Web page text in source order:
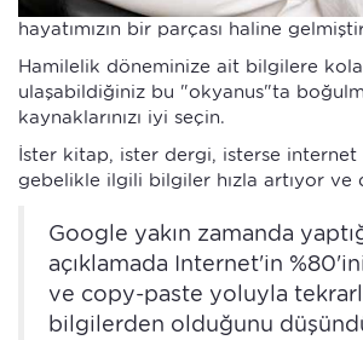
hayatımızın bir parçası haline
Hamilelik döneminize ait bilgilere
ulaşabildiğiniz bu "okyanus"ta
kaynaklarınızı iyi seçin.
İster kitap, ister dergi, isterse internet
gebelikle ilgili bilgiler hızla artıyor ve
Google yakın zamanda
açıklamada Internet'in
ve copy-paste yoluyla
bilgilerden olduğunu